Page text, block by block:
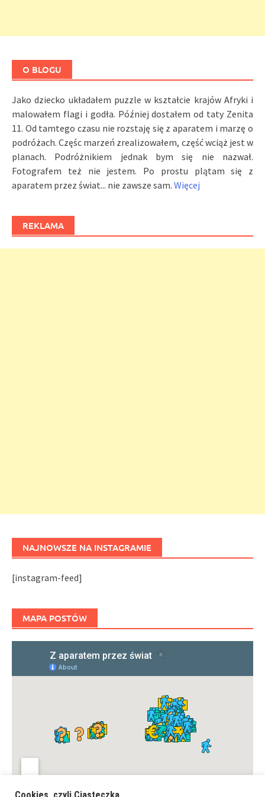
O BLOGU
Jako dziecko układałem puzzle w kształcie krajów Afryki i
malowałem flagi i godła. Później dostałem od taty Zenita
11. Od tamtego czasu nie rozstaję się z aparatem i marzę o
podróżach. Częśc marzeń zrealizowałem, część wciąż jest w
planach. Podróżnikiem jednak bym się nie nazwał.
Fotografem też nie jestem. Po prostu plątam się z
aparatem przez świat... nie zawsze sam. Więcej
REKLAMA
NAJNOWSZE NA INSTAGRAMIE
[instagram-feed]
MAPA POSTÓW